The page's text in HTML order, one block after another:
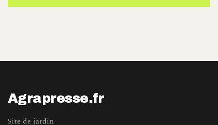
Agrapresse.fr
Site de jardin